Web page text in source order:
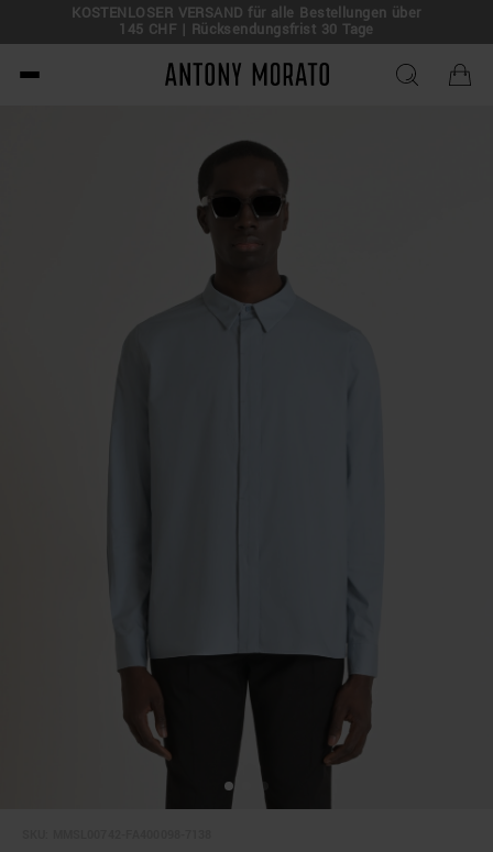
KOSTENLOSER VERSAND für alle Bestellungen über
145 CHF | Rücksendungsfrist 30 Tage
Antony Morato - Official